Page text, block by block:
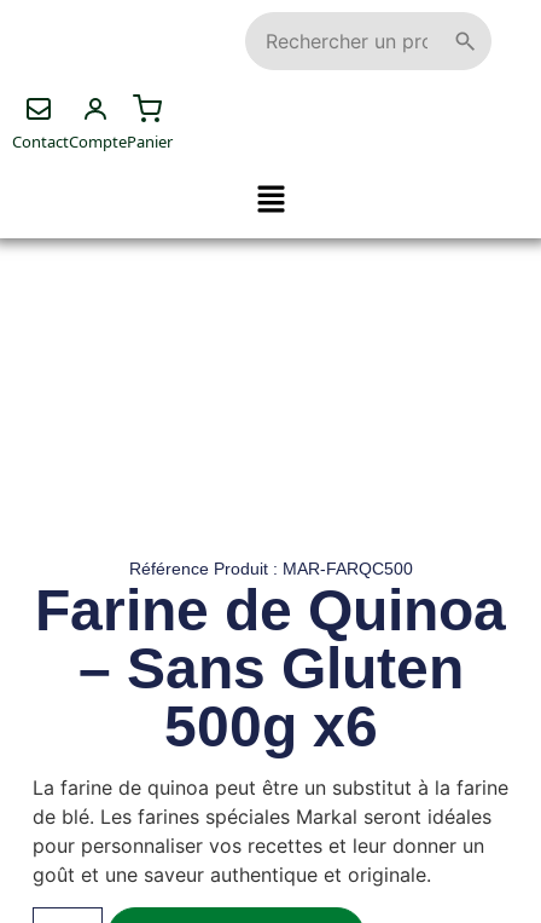
ContactComptePanier
Référence Produit : MAR-FARQC500
Farine de Quinoa
– Sans Gluten
500g x6
La farine de quinoa peut être un substitut à la farine
de blé. Les farines spéciales Markal seront idéales
pour personnaliser vos recettes et leur donner un
goût et une saveur authentique et originale.